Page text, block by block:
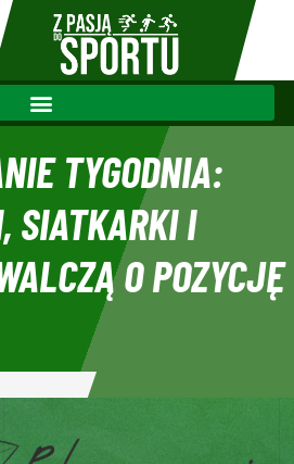
TYGODNIA:
SIATKARKI I
O POZYCJĘ